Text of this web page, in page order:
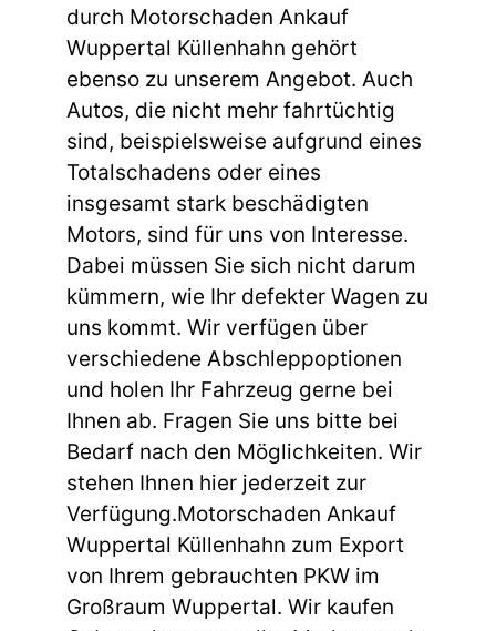
durch Motorschaden Ankauf
Wuppertal Küllenhahn gehört
ebenso zu unserem Angebot. Auch
Autos, die nicht mehr fahrtüchtig
sind, beispielsweise aufgrund eines
Totalschadens oder eines
insgesamt stark beschädigten
Motors, sind für uns von Interesse.
Dabei müssen Sie sich nicht darum
kümmern, wie Ihr defekter Wagen zu
uns kommt. Wir verfügen über
verschiedene Abschleppoptionen
und holen Ihr Fahrzeug gerne bei
Ihnen ab. Fragen Sie uns bitte bei
Bedarf nach den Möglichkeiten. Wir
stehen Ihnen hier jederzeit zur
Verfügung.Motorschaden Ankauf
Wuppertal Küllenhahn zum Export
von Ihrem gebrauchten PKW im
Großraum Wuppertal. Wir kaufen